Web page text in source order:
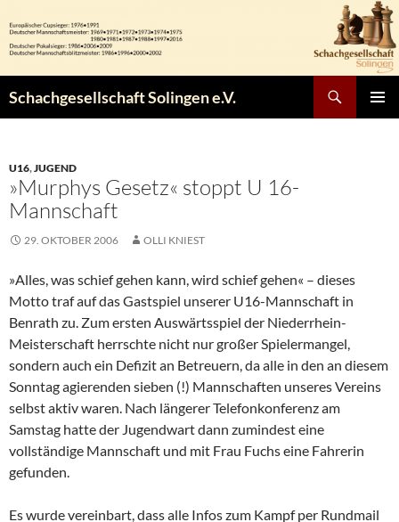
Inhalt
springen
Schachgesellschaft Solingen e.V.
U16,JUGEND
»Murphys Gesetz« stoppt U 16-
Mannschaft
29. OKTOBER 2006 OLLI KNIEST
»Alles, was schief gehen kann, wird schief gehen« – dieses
Motto traf auf das Gastspiel unserer U16-Mannschaft in
Benrath zu. Zum ersten Auswärtsspiel der Niederrhein-
Meisterschaft herrschte nicht nur großer Spielermangel,
sondern auch ein Defizit an Betreuern, da alle in den an diesem
Sonntag agierenden sieben (!) Mannschaften unseres Vereins
selbst aktiv waren. Nach längerer Telefonkonferenz am
Samstag hatte der Jugendwart dann zumindest eine
vollständige Mannschaft und mit Frau Fuchs eine Fahrerin
gefunden.
Es wurde vereinbart, dass alle Infos zum Kampf per Rundmail